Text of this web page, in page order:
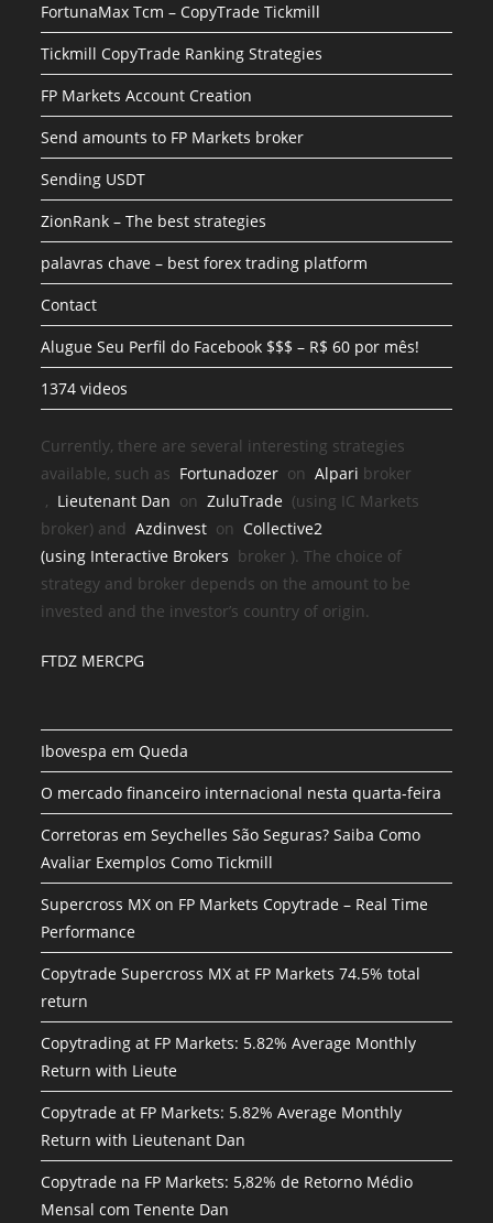
FortunaMax Tcm – CopyTrade Tickmill
Tickmill CopyTrade Ranking Strategies
FP Markets Account Creation
Send amounts to FP Markets broker
Sending USDT
ZionRank – The best strategies
palavras chave – best forex trading platform
Contact
Alugue Seu Perfil do Facebook $$$ – R$ 60 por mês!
1374 videos
Currently, there are several interesting strategies
available, such as Fortunadozer onAlpari broker
, Lieutenant Dan onZuluTrade (using IC Markets
broker) andAzdinvest onCollective2
(using Interactive Brokers broker ). The choice of
strategy and broker depends on the amount to be
invested and the investor’s country of origin.
FTDZ MERCPG
Ibovespa em Queda
O mercado financeiro internacional nesta quarta-feira
Corretoras em Seychelles São Seguras? Saiba Como
Avaliar Exemplos Como Tickmill
Supercross MX on FP Markets Copytrade – Real Time
Performance
Copytrade Supercross MX at FP Markets 74.5% total
return
Copytrading at FP Markets: 5.82% Average Monthly
Return with Lieute
Copytrade at FP Markets: 5.82% Average Monthly
Return with Lieutenant Dan
Copytrade na FP Markets: 5,82% de Retorno Médio
Mensal com Tenente Dan